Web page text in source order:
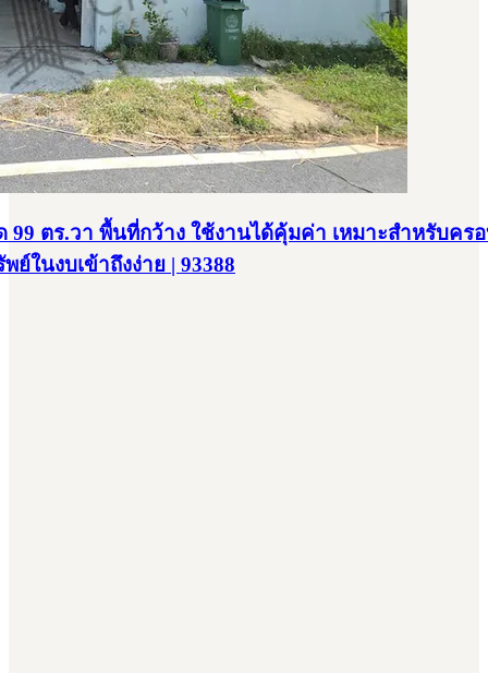
ตร.วา พื้นที่กว้าง ใช้งานได้คุ้มค่า เหมาะสำหรับคร
ในงบเข้าถึงง่าย | 93388